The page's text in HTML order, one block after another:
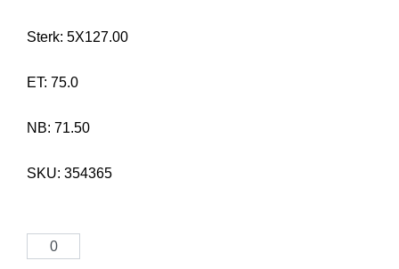
Sterk: 5X127.00
ET: 75.0
NB: 71.50
SKU: 354365